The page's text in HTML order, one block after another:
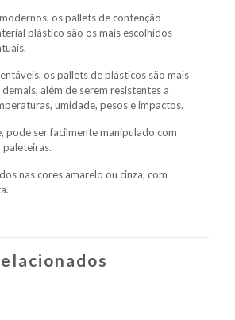
os pallets de contenção
plástico são os mais escolhidos
os pallets de plásticos são mais
além de serem resistentes a
umidade, pesos e impactos.
pode ser facilmente manipulado com
paleteiras.
nas cores amarelo ou cinza, com